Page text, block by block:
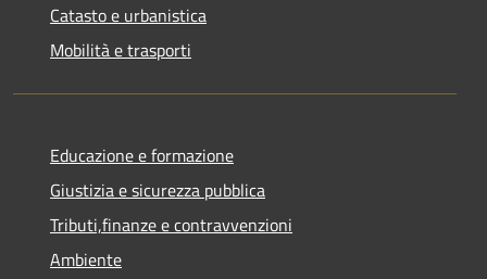
Catasto e urbanistica
Mobilità e trasporti
Educazione e formazione
Giustizia e sicurezza pubblica
Tributi,finanze e contravvenzioni
Ambiente